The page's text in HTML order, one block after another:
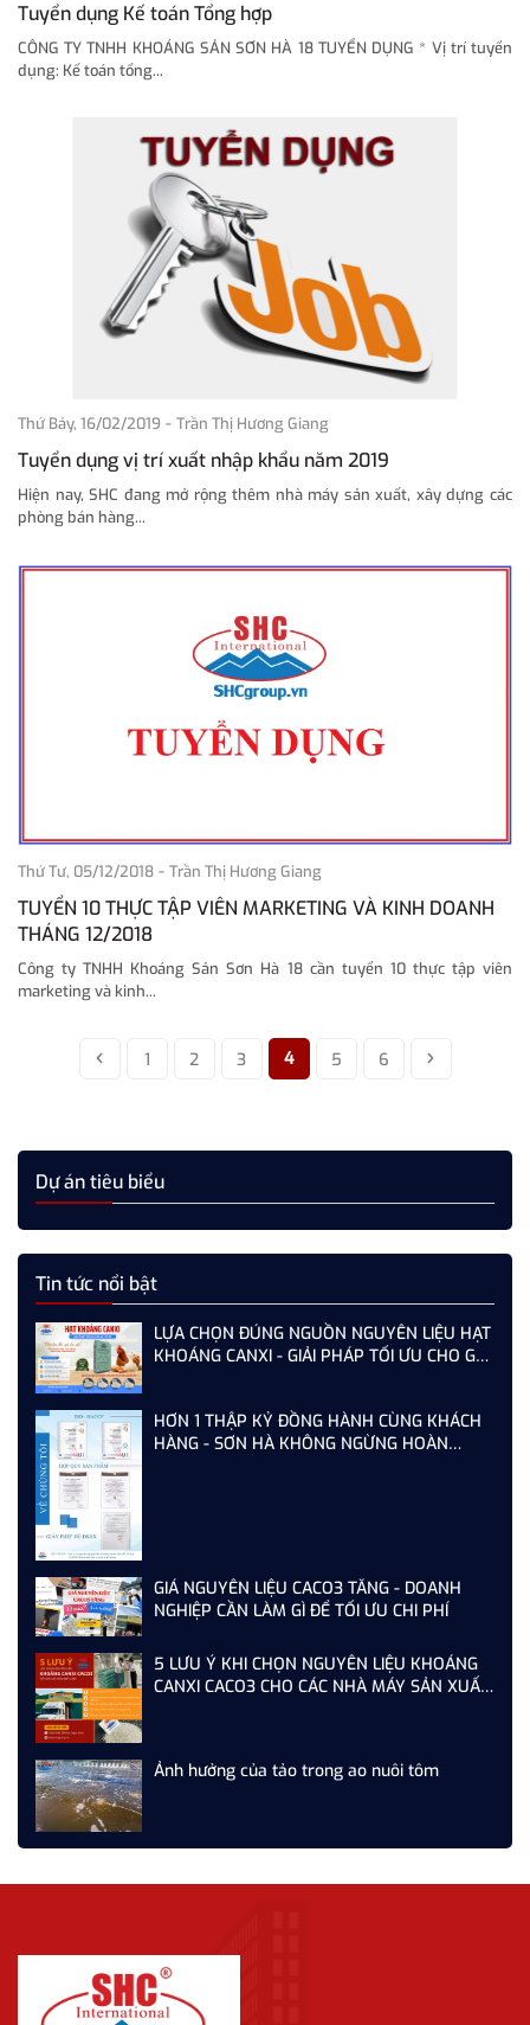
Tuyển dụng Kế toán Tổng hợp
CÔNG TY TNHH KHOÁNG SẢN SƠN HÀ 18 TUYỂN DỤNG * Vị trí tuyển
dụng: Kế toán tổng...
Thứ Bảy, 16/02/2019 - Trần Thị Hương Giang
Tuyển dụng vị trí xuất nhập khẩu năm 2019
Hiện nay, SHC đang mở rộng thêm nhà máy sản xuất, xây dựng các
phòng bán hàng...
Thứ Tư, 05/12/2018 - Trần Thị Hương Giang
TUYỂN 10 THỰC TẬP VIÊN MARKETING VÀ KINH DOANH
THÁNG 12/2018
Công ty TNHH Khoáng Sản Sơn Hà 18 cần tuyển 10 thực tập viên
marketing và kinh...
1 2 3 4 5 6
Dự án tiêu biểu
Tin tức nổi bật
LỰA CHỌN ĐÚNG NGUỒN NGUYÊN LIỆU HẠT
KHOÁNG CANXI - GIẢI PHÁP TỐI ƯU CHO GÀ,
HƠN 1 THẬP KỶ ĐỒNG HÀNH CÙNG KHÁCH
HÀNG - SƠN HÀ KHÔNG NGỪNG HOÀN
GIÁ NGUYÊN LIỆU CACO3 TĂNG - DOANH
NGHIỆP CẦN LÀM GÌ ĐỂ TỐI ƯU CHI PHÍ
5 LƯU Ý KHI CHỌN NGUYÊN LIỆU KHOÁNG
CANXI CACO3 CHO CÁC NHÀ MÁY SẢN XUẤT
Ảnh hưởng của tảo trong ao nuôi tôm